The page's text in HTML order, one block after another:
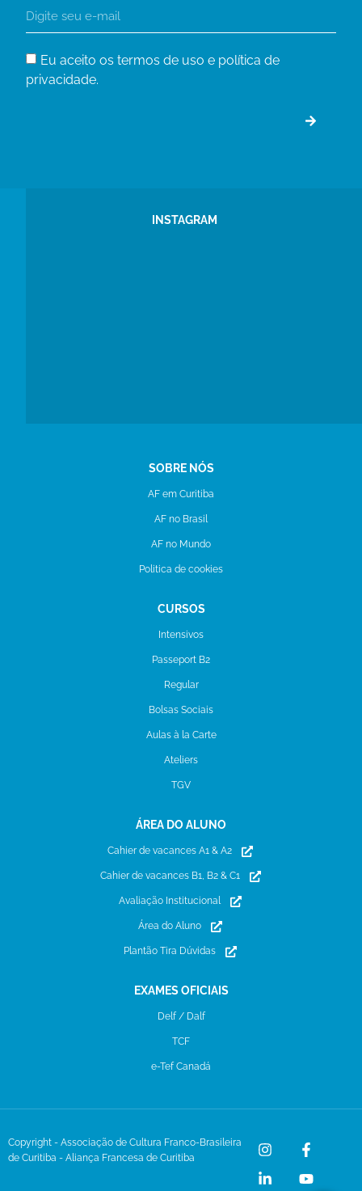
Eu aceito os termos de uso e política de
privacidade.
INSTAGRAM
SOBRE NÓS
AF em Curitiba
AF no Brasil
AF no Mundo
Politica de cookies
CURSOS
Intensivos
Passeport B2
Regular
Bolsas Sociais
Aulas à la Carte
Ateliers
TGV
ÁREA DO ALUNO
Cahier de vacances A1 & A2
Cahier de vacances B1, B2 & C1
Avaliação Institucional
Área do Aluno
Plantão Tira Dúvidas
EXAMES OFICIAIS
Delf / Dalf
TCF
e-Tef Canadá
Copyright - Associação de Cultura Franco-Brasileira
de Curitiba - Aliança Francesa de Curitiba